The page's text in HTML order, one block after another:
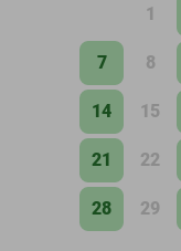
1
7 8
14 15
21 22
28 29